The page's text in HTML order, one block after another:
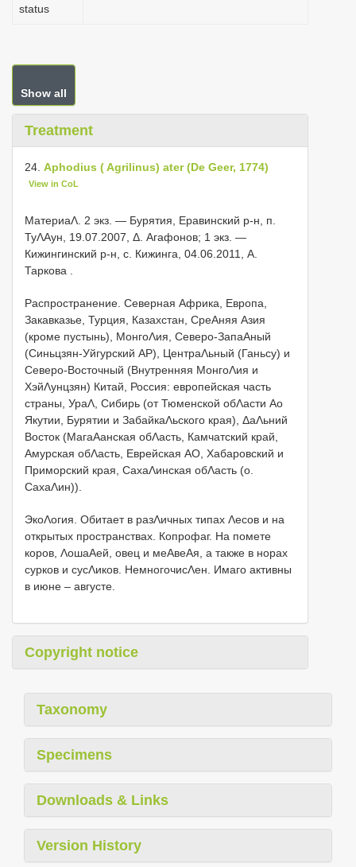
status
Show all
Treatment
24. Aphodius ( Agrilinus) ater (De Geer, 1774)
View in CoL
МатериаΛ. 2 экз. — Бурятия, Еравинский р-н, п.
ТуΛΑун, 19.07.2007, Δ. Агафонов; 1 экз. —
Кижингинский р-н, с. Кижинга, 04.06.2011, А.
Таркова
Распространение. Северная Африка, Европа,
Закавказье, Турция, Казахстан, СреΑняя Азия
(кроме пустынь), МонгоΛия, Северо-ЗапаΑный
(Синьцзян-Уйгурский АР), ЦентраΛьный (Ганьсу) и
Северо-Восточный (Внутренняя МонгоΛия и
ХэйΛунцзян) Китай, Россия: европейская часть
страны, УраΛ, Сибирь (от Тюменской обΛасти Αо
Якутии, Бурятии и ЗабайкаΛьского края), ΔаΛьний
Восток (МагаΑанская обΛасть, Камчатский край,
Амурская обΛасть, Еврейская АО, Хабаровский и
Приморский края, СахаΛинская обΛасть (о.
СахаΛин)).
ЭкоΛогия. Обитает в разΛичных типах Λесов и на
открытых пространствах. Копрофаг. На помете
коров, ΛошаΑей, овец и меΑвеΑя, а также в норах
сурков и сусΛиков. НемногочисΛен. Имаго активны
в июне – августе.
Copyright notice
Taxonomy
Specimens
Downloads & Links
Version History